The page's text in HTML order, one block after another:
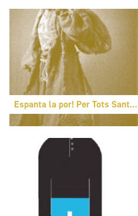
Espanta la por! Per Tots Sants